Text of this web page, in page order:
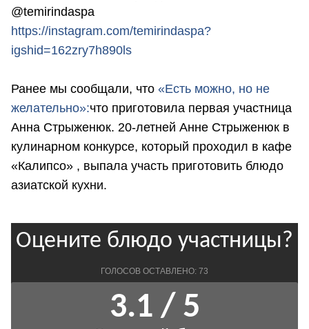
@temirindaspa
https://instagram.com/temirindaspa?
igshid=162zry7h890ls
Ранее мы сообщали, что «Есть можно, но не
желательно»:что приготовила первая участница
Анна Стрыженюк. 20-летней Анне Стрыженюк в
кулинарном конкурсе, который проходил в кафе
«Калипсо» , выпала участь приготовить блюдо
азиатской кухни.